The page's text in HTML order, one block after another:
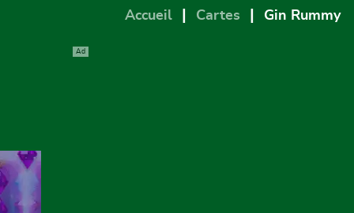
Accueil Cartes Gin Rummy
Ad